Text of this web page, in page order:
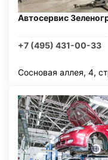
Автосервис
+7 (495) 431-00-33
Сосновая аллея, 4,